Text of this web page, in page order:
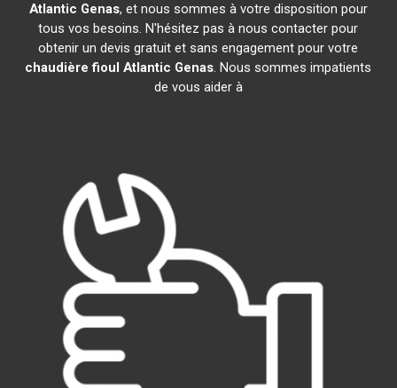
Atlantic Genas, et nous sommes à votre disposition pour
tous vos besoins. N'hésitez pas à nous contacter pour
obtenir un devis gratuit et sans engagement pour votre
chaudière fioul Atlantic Genas. Nous sommes impatients
de vous aider à